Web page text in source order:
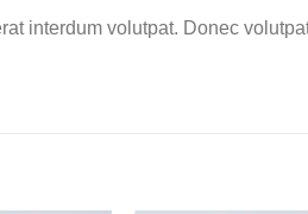
interdum volutpat. Donec